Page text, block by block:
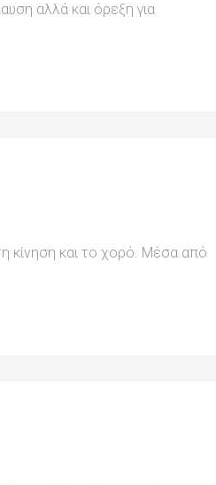
αλλά και όρεξη για
κίνηση και το χορό. Μέσα από